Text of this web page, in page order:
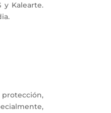
y Kalearte.